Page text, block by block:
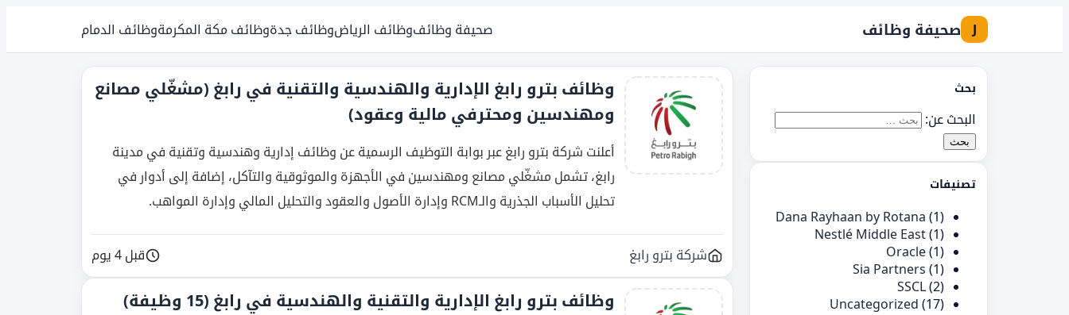
J صحيفة وظائف صحيفة وظائفوظائف الرياضوظائف جدةوظائف مكة المكرمةوظائف الدمام
بحث
البحث عن:
تصنيفات
Dana Rayhaan by Rotana (1)
Nestlé Middle East(1)
Oracle(1)
Sia Partners (1)
SSCL(2)
Uncategorized (17)
وظائف بترو رابغ الإدارية والهندسية والتقنية في رابغ (مشغّلي مصانع
ومهندسين ومحترفي مالية وعقود)
أعلنت شركة بترو رابغ عبر بوابة التوظيف الرسمية عن وظائف إدارية وهندسية وتقنية في مدينة
رابغ، تشمل مشغّلي مصانع ومهندسين في الأجهزة والموثوقية والتآكل، إضافة إلى أدوار في
تحليل الأسباب الجذرية والـRCM وإدارة الأصول والعقود والتحليل المالي وإدارة المواهب.
شركة بترو رابغ قبل 4 يوم
وظائف بترو رابغ الإدارية والتقنية والهندسية في رابغ (15 وظيفة)